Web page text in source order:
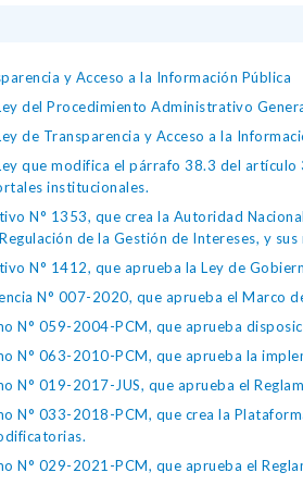
y Acceso a la Información Pública
del Procedimiento Administrativo
de Transparencia y Acceso a la
que modifica el párrafo 38.3 del
institucionales.
N° 1353, que crea la Autoridad
de la Gestión de Intereses, y
N° 1412, que aprueba la Ley de
N° 007-2020, que aprueba el Marco
N° 059-2004-PCM, que aprueba
N° 063-2010-PCM, que aprueba la
N° 019-2017-JUS, que aprueba el
N° 033-2018-PCM, que crea la
N° 029-2021-PCM, que aprueba el